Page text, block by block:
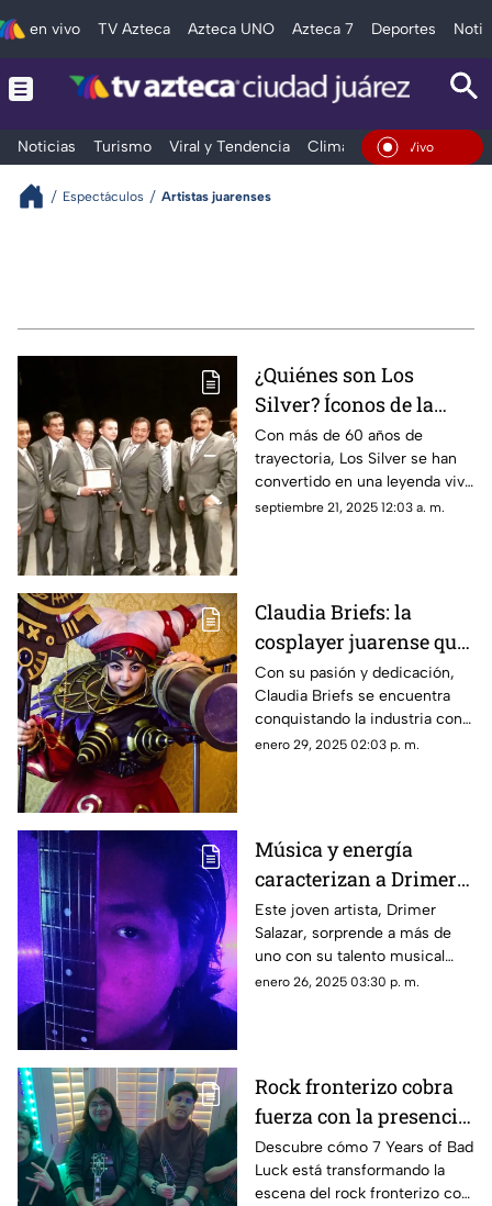
en vivo TV Azteca Azteca UNO Azteca 7 Deportes
Noticias Turismo Viral y Tendencia Clima Deportes
En Vivo
Espectáculos Artistas juarenses
¿Quiénes son Los
Silver? Íconos de la
música en Ciudad
Juárez con más de 60
años de legado
Con más de 60 años de
trayectoria, Los Silver se han
convertido en una leyenda viva
de la música en la frontera.
septiembre 21, 2025 12:03 a. m.
Claudia Briefs: la
cosplayer juarense que
conquista escenarios
con su creatividad y
pasión
Con su pasión y dedicación,
Claudia Briefs se encuentra
conquistando la industria con
sus diseños y
enero 29, 2025 02:03 p. m.
Música y energía
caracterizan a Drimer
Salazar, músico de
Ciudad Juárez
Este joven artista, Drimer
Salazar, sorprende a más de
uno con su talento musical
que nos ofrece un sonido
enero 26, 2025 03:30 p. m.
Rock fronterizo cobra
fuerza con la presencia
de 7 Years of Bad Luck
Descubre cómo 7 Years of Bad
Luck está transformando la
escena del rock fronterizo con